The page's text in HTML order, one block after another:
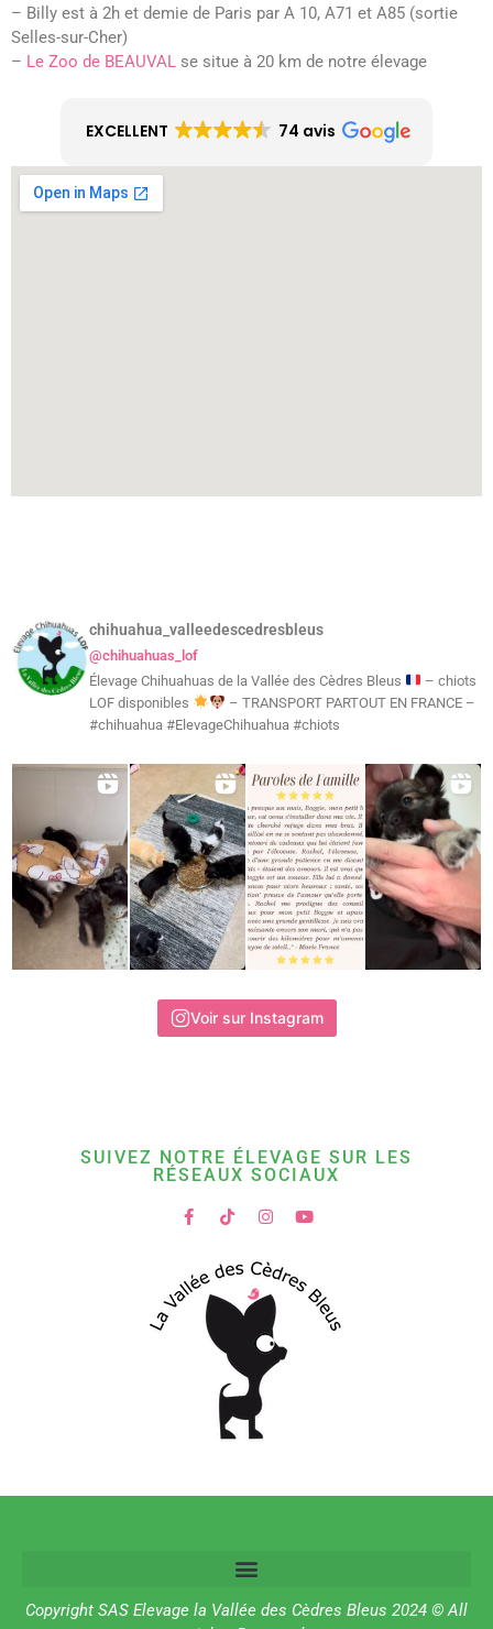
– Billy est à 2h et demie de Paris par A 10, A71 et A85 (sortie
Selles-sur-Cher)
– Le Zoo de BEAUVAL se situe à 20 km de notre élevage
EXCELLENT 74 avis
chihuahua_valleedescedresbleus
@chihuahuas_lof
Élevage Chihuahuas de la Vallée des Cèdres Bleus
– chiots
LOF disponibles
– TRANSPORT PARTOUT EN FRANCE –
#chihuahua #ElevageChihuahua #chiots
Voir sur Instagram
SUIVEZ NOTRE ÉLEVAGE SUR LES
RÉSEAUX SOCIAUX
Copyright SAS Elevage la Vallée des Cèdres Bleus 2024 © All